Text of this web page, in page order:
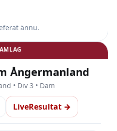
ännu.
Ångermanland
• Div 3 • Dam
LiveResultat →